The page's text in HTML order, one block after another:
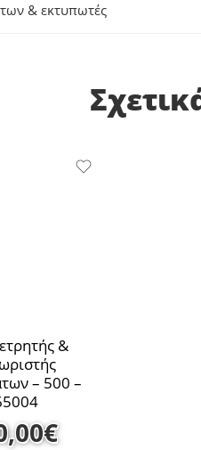
& εκτυπωτές
&
– 500 –
€